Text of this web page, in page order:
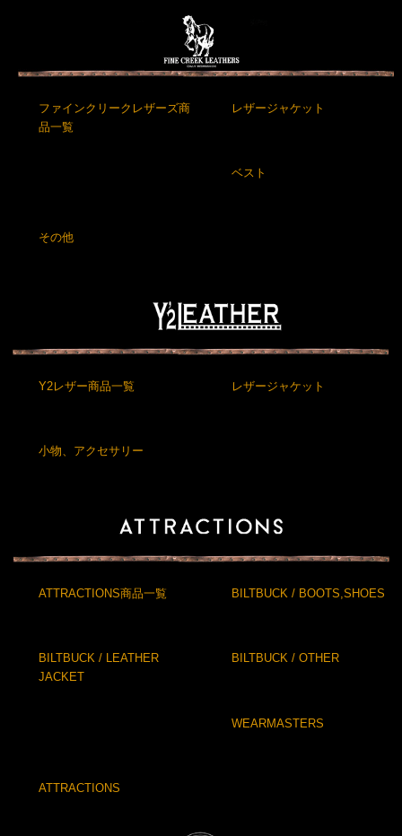
ファインクリークレザーズ商
品一覧
レザージャケット
ベスト
その他
Y2レザー商品一覧 レザージャケット
小物、アクセサリー
ATTRACTIONS商品一覧 BILTBUCK / BOOTS,SHOES
BILTBUCK / LEATHER
JACKET
BILTBUCK / OTHER
WEARMASTERS
ATTRACTIONS